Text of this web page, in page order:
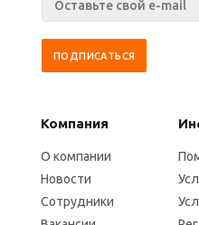
Компания
О компании
Новости
Сотрудники